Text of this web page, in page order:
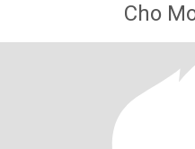
Cho